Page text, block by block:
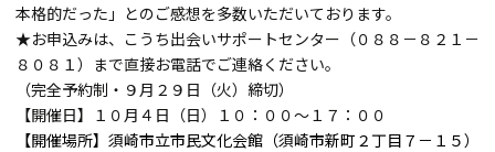
本格的だった」とのご感想を多数いただいております。
★お申込みは、こうち出会いサポートセンター（０８８－８２１－
８０８１）まで直接お電話でご連絡ください。
（完全予約制・９月２９日（火）締切）
【開催日】１０月４日（日）１０：００～１７：００
【開催場所】須崎市立市民文化会館（須崎市新町２丁目７－１５）